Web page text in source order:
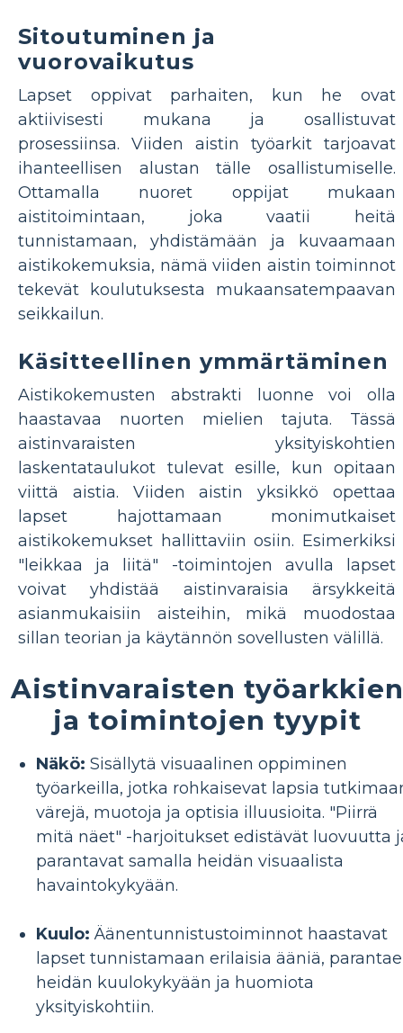
Sitoutuminen ja
vuorovaikutus
Lapset oppivat parhaiten, kun he ovat
aktiivisesti mukana ja osallistuvat
prosessiinsa. Viiden aistin työarkit tarjoavat
ihanteellisen alustan tälle osallistumiselle.
Ottamalla nuoret oppijat mukaan
aistitoimintaan, joka vaatii heitä
tunnistamaan, yhdistämään ja kuvaamaan
aistikokemuksia, nämä viiden aistin toiminnot
tekevät koulutuksesta mukaansatempaavan
seikkailun.
Käsitteellinen ymmärtäminen
Aistikokemusten abstrakti luonne voi olla
haastavaa nuorten mielien tajuta. Tässä
aistinvaraisten yksityiskohtien
laskentataulukot tulevat esille, kun opitaan
viittä aistia. Viiden aistin yksikkö opettaa
lapset hajottamaan monimutkaiset
aistikokemukset hallittaviin osiin. Esimerkiksi
"leikkaa ja liitä" -toimintojen avulla lapset
voivat yhdistää aistinvaraisia ​​ärsykkeitä
asianmukaisiin aisteihin, mikä muodostaa
sillan teorian ja käytännön sovellusten välillä.
Aistinvaraisten työarkkien
ja toimintojen tyypit
Näkö: Sisällytä visuaalinen oppiminen
työarkeilla, jotka rohkaisevat lapsia
värejä, muotoja ja optisia illuusioita. "Piirrä
mitä näet" -harjoitukset edistävät luovuutta
parantavat samalla heidän visuaalista
havaintokykyään.
Kuulo: Äänentunnistustoiminnot haastavat
lapset tunnistamaan erilaisia ​​ääniä,
heidän kuulokykyään ja huomiota
yksityiskohtiin.